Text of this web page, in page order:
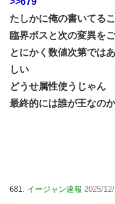
たしかに俺の書いてる
臨界ボスと次の変異を
とにかく数値次第では
しい
どうせ属性使うじゃん
最終的には誰が王なの
681: イージャン速報 2025/